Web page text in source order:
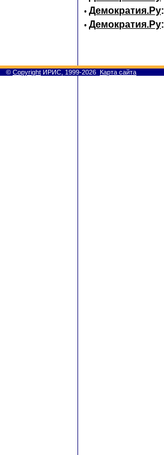
• Демократия.Ру:
• Демократия.Ру:
© Copyright ИРИС, 1999-2026 Карта сайта